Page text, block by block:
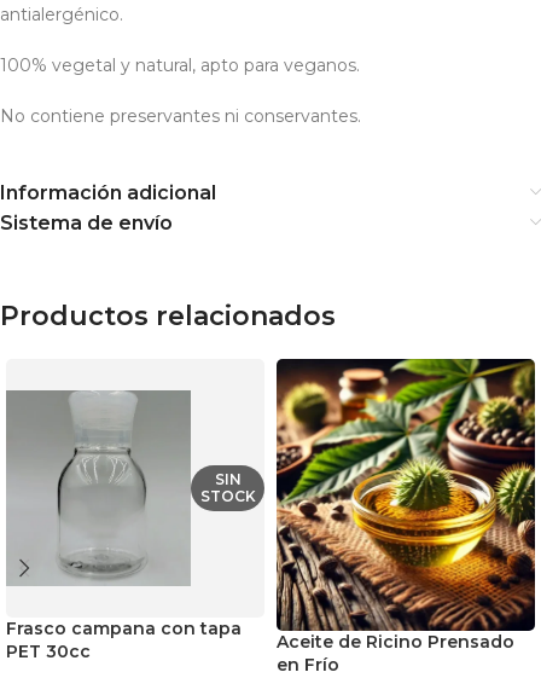
antialergénico.
100% vegetal y natural, apto para veganos.
No contiene preservantes ni conservantes.
Información adicional
Sistema de envío
Productos relacionados
SIN
STOCK
Frasco campana con tapa
PET 30cc
Aceite de Ricino Prensado
en Frío